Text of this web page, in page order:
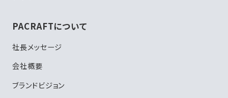
PACRAFTについて
社長メッセージ
会社概要
ブランドビジョン